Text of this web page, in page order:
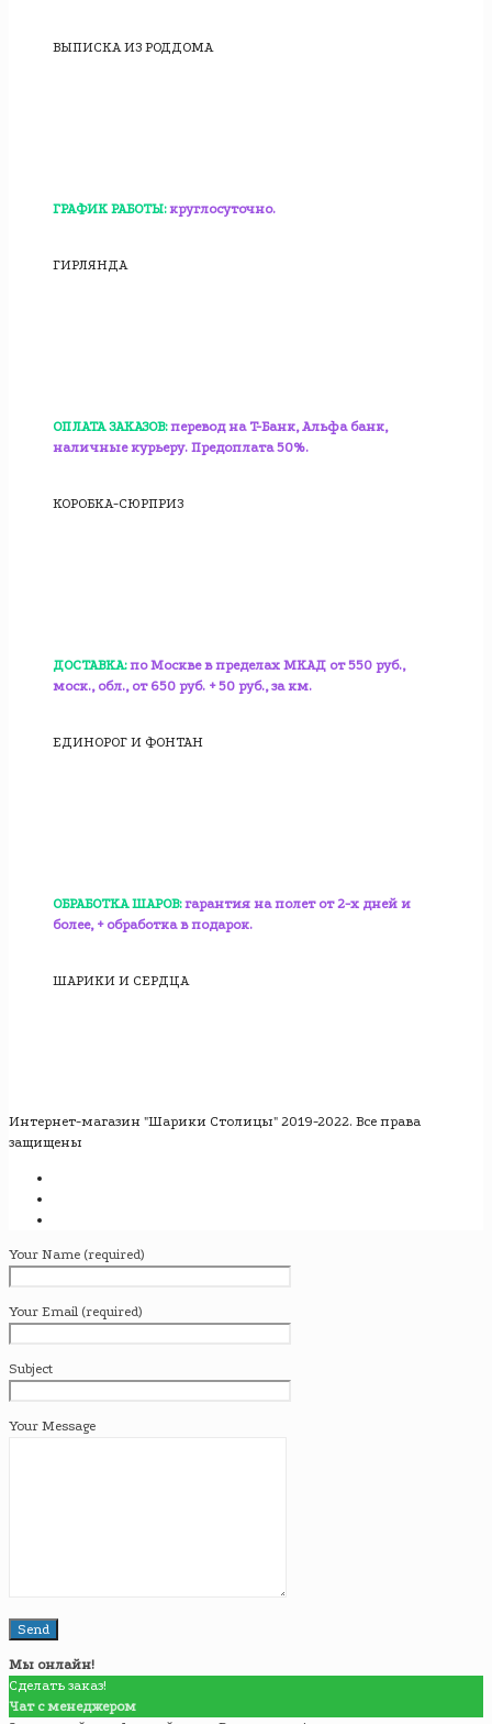
ВЫПИСКА ИЗ РОДДОМА
ГРАФИК РАБОТЫ: круглосуточно.
ГИРЛЯНДА
ОПЛАТА ЗАКАЗОВ: перевод на T-Банк, Альфа банк,
наличные курьеру. Предоплата 50%.
КОРОБКА-СЮРПРИЗ
ДОСТАВКА: по Москве в пределах МКАД от 550 руб.,
моск., обл., от 650 руб. + 50 руб., за км.
ЕДИНОРОГ И ФОНТАН
ОБРАБОТКА ШАРОВ: гарантия на полет от 2-х дней и
более, + обработка в подарок.
ШАРИКИ И СЕРДЦА
Интернет-магазин "Шарики Столицы" 2019-2022. Все права
защищены
Your Name (required)
Your Email (required)
Subject
Your Message
Мы онлайн!
Сделать заказ!
Чат с менеджером